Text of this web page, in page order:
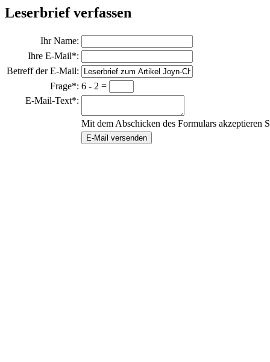
Leserbrief verfassen
Ihr Name:
Ihre E-Mail*:
Betreff der E-Mail:
Frage*: 6 - 2 =
E-Mail-Text*:
Mit dem Abschicken des Formulars akzeptieren
E-Mail versenden